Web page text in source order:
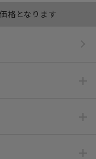
格となります